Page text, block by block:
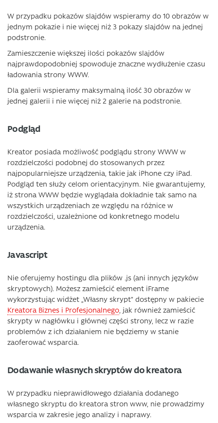
W przypadku pokazów slajdów wspieramy do 10 obrazów w
jednym pokazie i nie więcej niż 3 pokazy slajdów na jednej
podstronie.
Zamieszczenie większej ilości pokazów slajdów
najprawdopodobniej spowoduje znaczne wydłużenie czasu
ładowania strony WWW.
Dla galerii wspieramy maksymalną ilość 30 obrazów w
jednej galerii i nie więcej niż 2 galerie na podstronie.
Podgląd
Kreator posiada możliwość podglądu strony WWW w
rozdzielczości podobnej do stosowanych przez
najpopularniejsze urządzenia, takie jak iPhone czy iPad.
Podgląd ten służy celom orientacyjnym. Nie gwarantujemy,
iż strona WWW będzie wyglądała dokładnie tak samo na
wszystkich urządzeniach ze względu na różnice w
rozdzielczości, uzależnione od konkretnego modelu
urządzenia.
Javascript
Nie oferujemy hostingu dla plików .js (ani innych języków
skryptowych). Możesz zamieścić element iFrame
wykorzystując widżet „Własny skrypt” dostępny w pakiecie
Kreatora Biznes i Profesjonalnego, jak również zamieścić
skrypty w nagłówku i głównej części strony, lecz w razie
problemów z ich działaniem nie będziemy w stanie
zaoferować wsparcia.
Dodawanie własnych skryptów do kreatora
W przypadku nieprawidłowego działania dodanego
własnego skryptu do kreatora stron www, nie prowadzimy
wsparcia w zakresie jego analizy i naprawy.